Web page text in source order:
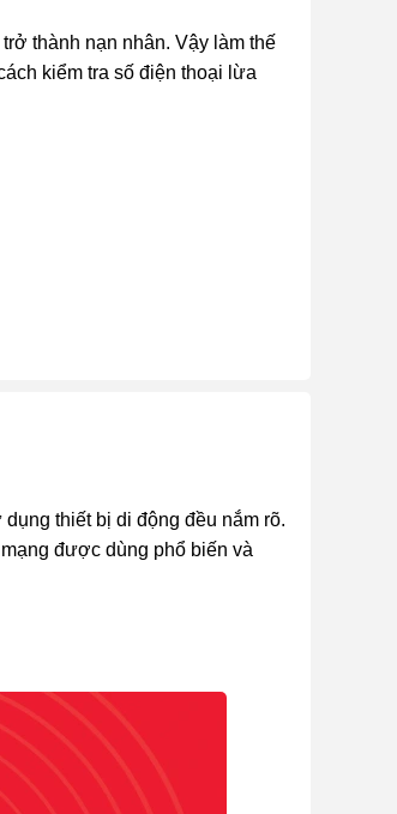
thành nạn nhân. Vậy làm thế
kiểm tra số điện thoại lừa
thiết bị di động đều nắm rõ.
được dùng phổ biến và